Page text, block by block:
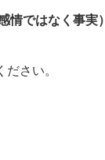
ではなく事実）
さい。